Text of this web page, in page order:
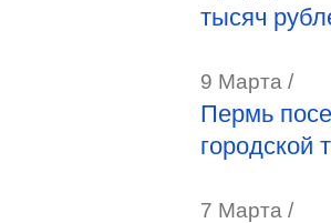
тысяч
9 Марта /
Пермь
городской
7 Марта /